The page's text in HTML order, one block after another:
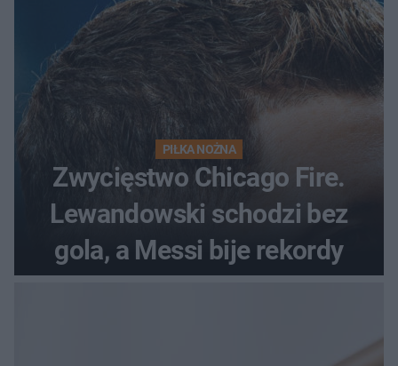
PIŁKA NOŻNA
Zwycięstwo Chicago Fire.
Lewandowski schodzi bez
gola, a Messi bije rekordy